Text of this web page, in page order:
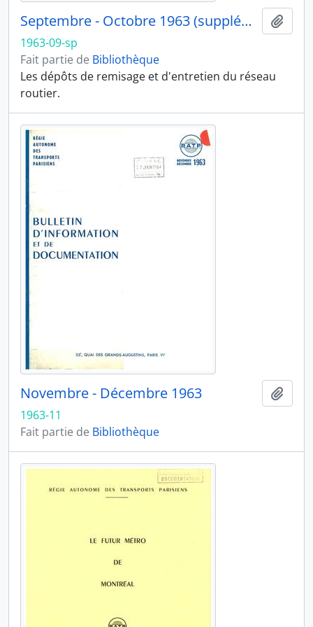
Septembre - Octobre 1963 (supplément)
1963-09-sp
Fait partie de Bibliothèque
Les dépôts de remisage et d'entretien du réseau
routier.
Novembre - Décembre 1963
1963-11
Fait partie de Bibliothèque